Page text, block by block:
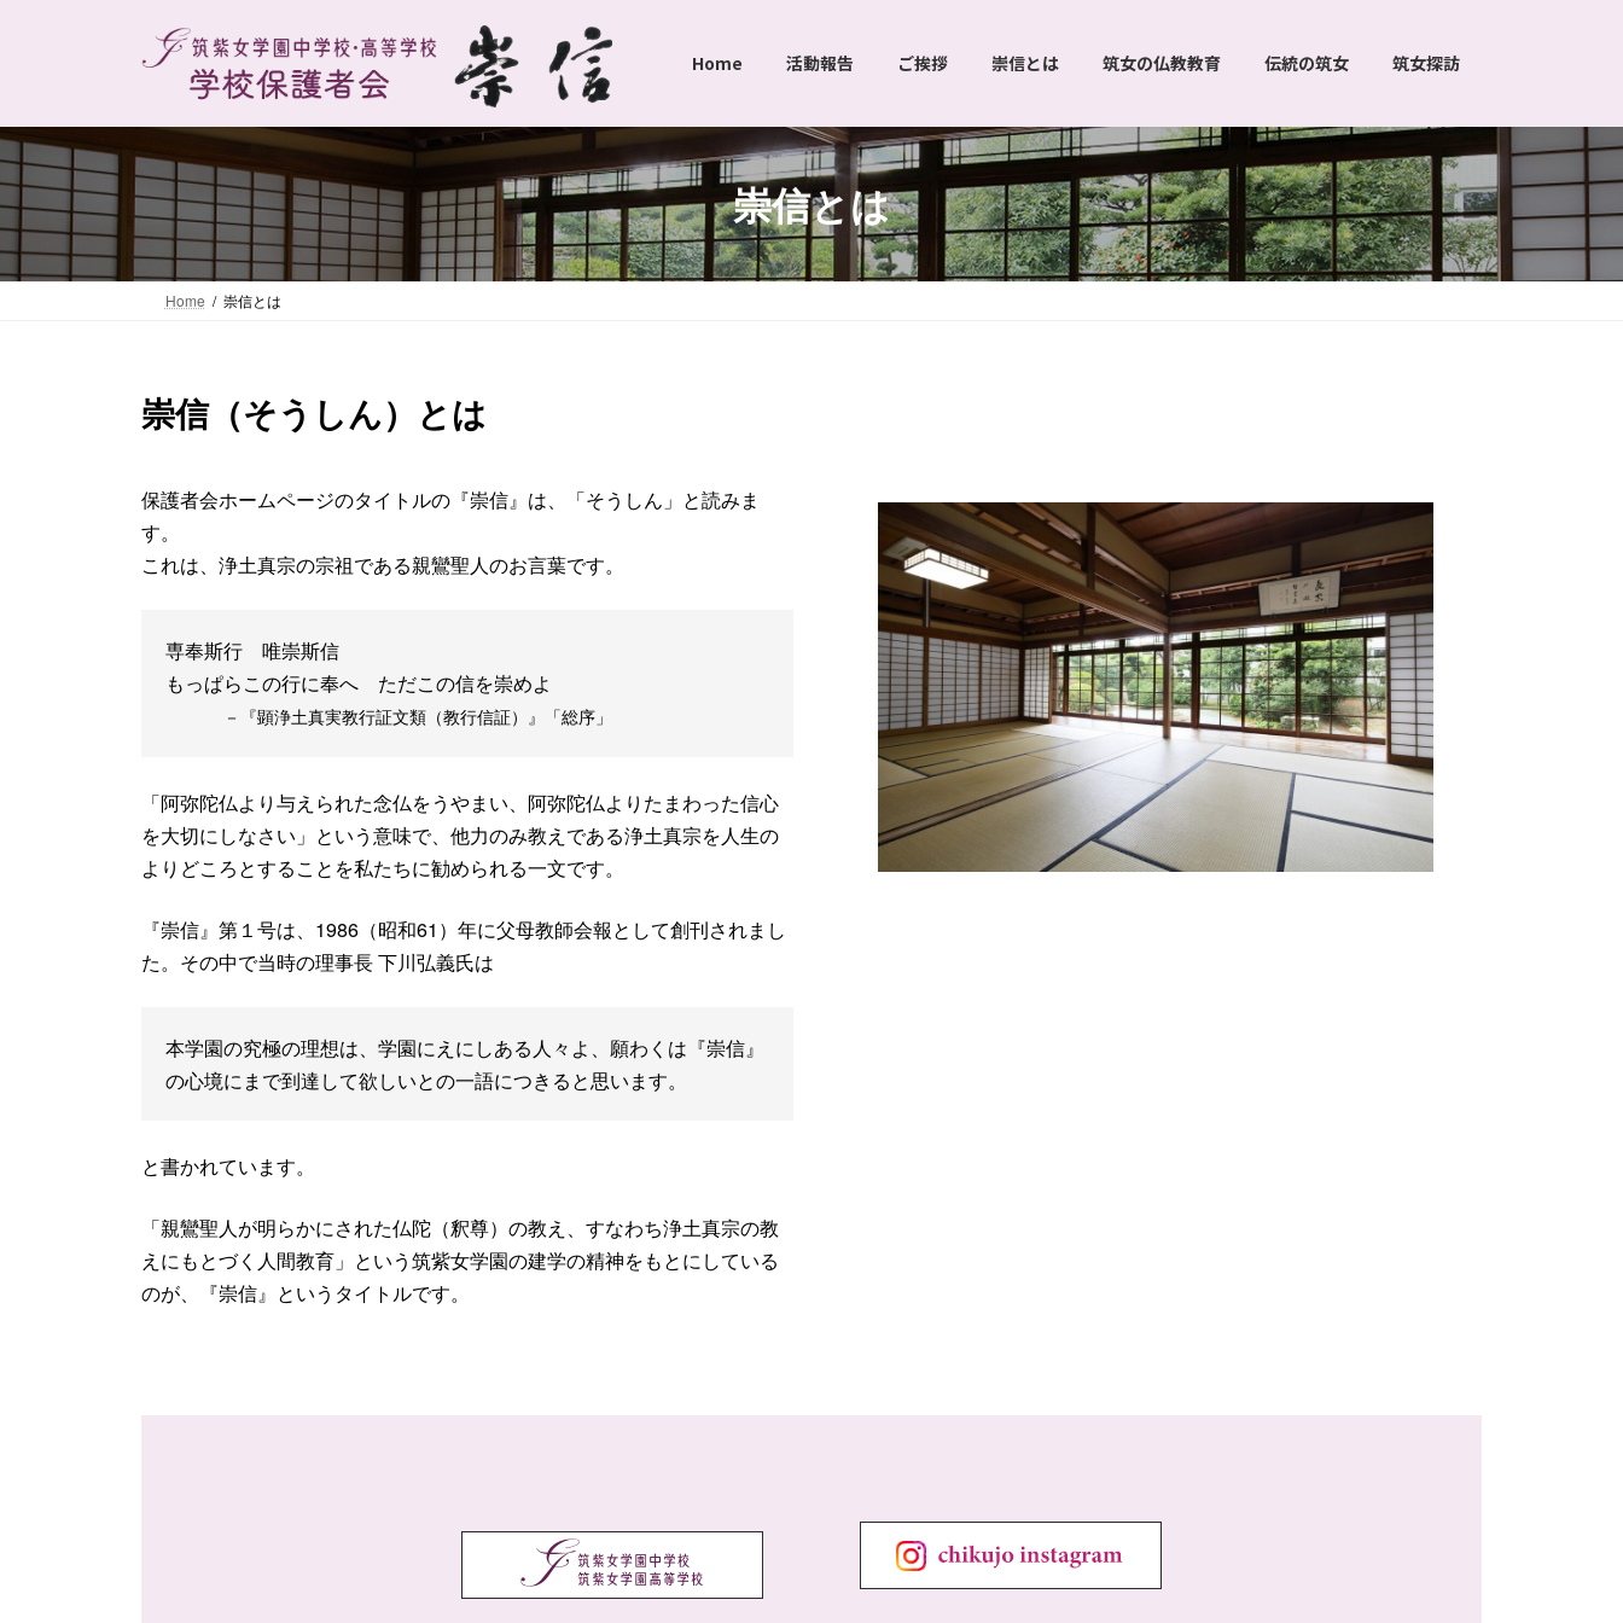
ツ
へ
ス
キ
ッ
プ
シ
ョ
ン
に
移
動
Home 活動報告 ご挨拶 崇信とは 筑女の仏教教育 伝統の筑女 筑女探訪
崇信とは
Home 崇信とは
崇信（そうしん）とは
保護者会ホームページのタイトルの『崇信』は、「そうしん」と読みま
す。
これは、浄土真宗の宗祖である親鸞聖人のお言葉です。
専奉斯行 唯崇斯信
もっぱらこの行に奉へ ただこの信を崇めよ
－『顕浄土真実教行証文類（教行信証）』「総序」
「阿弥陀仏より与えられた念仏をうやまい、阿弥陀仏よりたまわった信心
を大切にしなさい」という意味で、他力のみ教えである浄土真宗を人生の
よりどころとすることを私たちに勧められる一文です。
『崇信』第１号は、1986（昭和61）年に父母教師会報として創刊されまし
た。その中で当時の理事長 下川弘義氏は
本学園の究極の理想は、学園にえにしある人々よ、願わくは『崇信』
の心境にまで到達して欲しいとの一語につきると思います。
と書かれています。
「親鸞聖人が明らかにされた仏陀（釈尊）の教え、すなわち浄土真宗の教
えにもとづく人間教育」という筑紫女学園の建学の精神をもとにしている
のが、『崇信』というタイトルです。